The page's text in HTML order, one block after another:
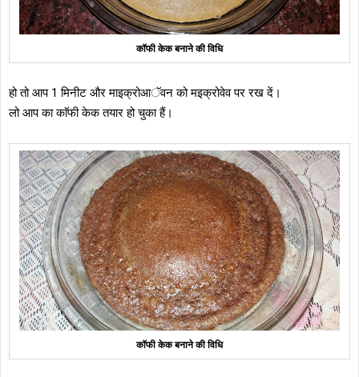
कॉफी केक बनाने की विधि
हो तो आप 1 मिनीट और माइक्रोआॅवन को मइक्रोवेव पर रख दें।
लो आप का काॅफी केक तयार हो चुका हैं।
कॉफी केक बनाने की विधि